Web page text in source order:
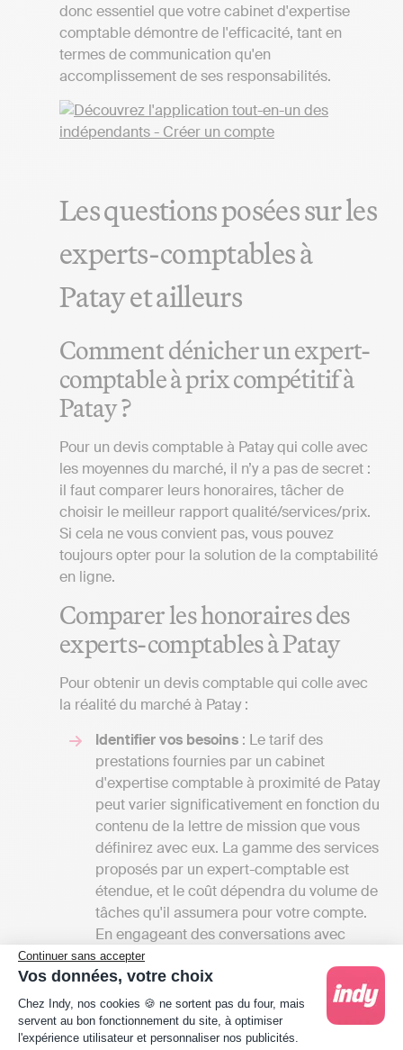
Continuer sans accepter
Vos données, votre choix
Plateforme de Gestion du Consentement :
Chez Indy, nos cookies 🍪 ne sortent pas du four, mais
servent au bon fonctionnement du site, à optimiser
l'expérience utilisateur et personnaliser nos publicités.
donc essentiel que votre cabinet d'expertise
comptable démontre de l'efficacité, tant en
termes de communication qu'en
accomplissement de ses responsabilités.
Les questions posées sur les
experts-comptables à
Patay et ailleurs
Comment dénicher un expert-
comptable à prix compétitif à
Patay ?
Pour un devis comptable à Patay qui colle avec
les moyennes du marché, il n’y a pas de secret :
il faut comparer leurs honoraires, tâcher de
choisir le meilleur rapport qualité/services/prix.
Si cela ne vous convient pas, vous pouvez
toujours opter pour la solution de la comptabilité
en ligne.
Comparer les honoraires des
experts-comptables à Patay
Pour obtenir un devis comptable qui colle avec
la réalité du marché à Patay :
Identifier vos besoins : Le tarif des
prestations fournies par un cabinet
d'expertise comptable à proximité de Patay
peut varier significativement en fonction du
contenu de la lettre de mission que vous
définirez avec eux. La gamme des services
proposés par un expert-comptable est
étendue, et le coût dépendra du volume de
tâches qu'il assumera pour votre compte.
En engageant des conversations avec
plusieurs spécialistes, vous aurez
l'opportunité de recevoir divers devis et de
comparer les tarifs en fonction des
services offerts. Cela vous permettra
également d'avoir une vision complète des